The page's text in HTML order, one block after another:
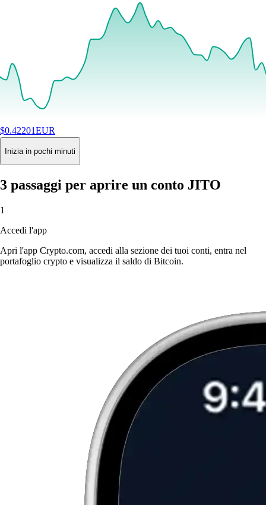
$0.42201EUR
+0.25%24H
Buy
Inizia in pochi minuti
3 passaggi per aprire un conto JITO
1
Accedi l'app
Apri l'app Crypto.com, accedi alla sezione dei tuoi conti, entra nel
portafoglio crypto e visualizza il saldo di Bitcoin.